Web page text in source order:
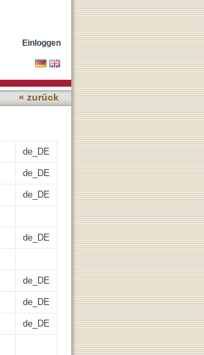
Einloggen
« zurück
de_DE
de_DE
de_DE
de_DE
de_DE
de_DE
de_DE